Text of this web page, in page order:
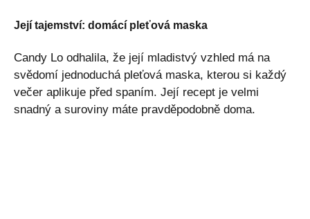
Její tajemství: domácí pleťová maska
Candy Lo odhalila, že její mladistvý vzhled má na
svědomí jednoduchá pleťová maska, kterou si každý
večer aplikuje před spaním. Její recept je velmi
snadný a suroviny máte pravděpodobně doma.